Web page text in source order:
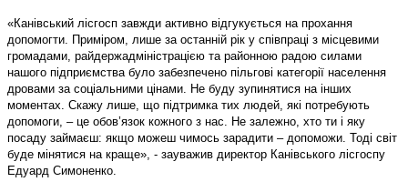
«Канівський лісгосп завжди активно відгукується на прохання
допомогти. Приміром, лише за останній рік у співпраці з місцевими
громадами, райдержадміністрацією та районною радою силами
нашого підприємства було забезпечено пільгові категорії населення
дровами за соціальними цінами. Не буду зупинятися на інших
моментах. Скажу лише, що підтримка тих людей, які потребують
допомоги, – це обов’язок кожного з нас. Не залежно, хто ти і яку
посаду займаєш: якщо можеш чимось зарадити – допоможи. Тоді світ
буде мінятися на краще», - зауважив директор Канівського лісгоспу
Едуард Симоненко.